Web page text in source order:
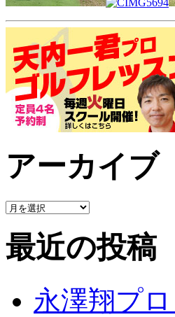
アーカイブ
最近の投稿
永澤翔プ